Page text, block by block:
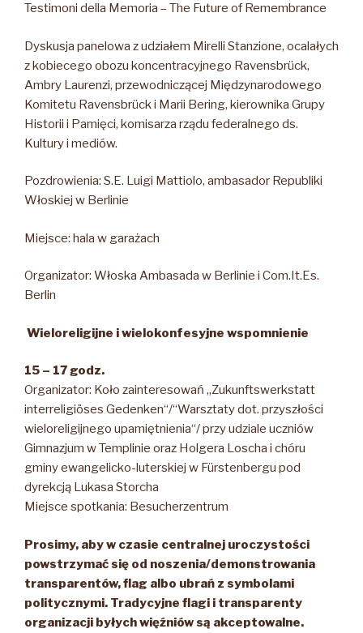
Testimoni della Memoria – The Future of Remembrance
Dyskusja panelowa z udziałem Mirelli Stanzione, ocalałych
z kobiecego obozu koncentracyjnego Ravensbrück,
Ambry Laurenzi, przewodniczącej Międzynarodowego
Komitetu Ravensbrück i Marii Bering, kierownika Grupy
Historii i Pamięci, komisarza rządu federalnego ds.
Kultury i mediów.
Pozdrowienia: S.E. Luigi Mattiolo, ambasador Republiki
Włoskiej w Berlinie
Miejsce: hala w garażach
Organizator: Włoska Ambasada w Berlinie i Com.It.Es.
Berlin
Wieloreligijne i wielokonfesyjne wspomnienie
15 – 17 godz.
Organizator: Koło zainteresowań „Zukunftswerkstatt
interreligiöses Gedenken“/“Warsztaty dot. przyszłości
wieloreligijnego upamiętnienia“/ przy udziale uczniów
Gimnazjum w Templinie oraz Holgera Loscha i chóru
gminy ewangelicko-luterskiej w Fürstenbergu pod
dyrekcją Lukasa Storcha
Miejsce spotkania: Besucherzentrum
Prosimy, aby w czasie centralnej uroczystości
powstrzymać się od noszenia/demonstrowania
transparentów, flag albo ubrań z symbolami
politycznymi. Tradycyjne flagi i transparenty
organizacji byłych więźniów są akceptowalne.